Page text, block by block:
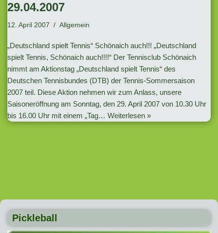
29.04.2007
12. April 2007 Allgemein
„Deutschland spielt Tennis“ Schönaich auch!!! „Deutschland
spielt Tennis, Schönaich auch!!!!“ Der Tennisclub Schönaich
nimmt am Aktionstag „Deutschland spielt Tennis“ des
Deutschen Tennisbundes (DTB) der Tennis-Sommersaison
2007 teil. Diese Aktion nehmen wir zum Anlass, unsere
Saisoneröffnung am Sonntag, den 29. April 2007 von 10.30 Uhr
bis 16.00 Uhr mit einem „Tag… Weiterlesen »
Pickleball